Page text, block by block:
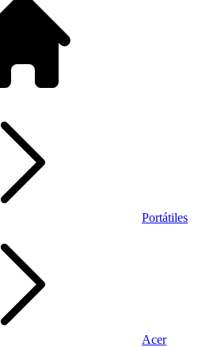
Portátiles
Acer